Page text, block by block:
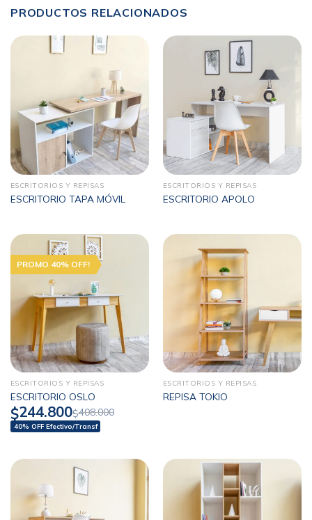
PRODUCTOS RELACIONADOS
ESCRITORIOS Y REPISAS
ESCRITORIO TAPA MÓVIL
ESCRITORIOS Y REPISAS
ESCRITORIO APOLO
PROMO 40% OFF!
ESCRITORIOS Y REPISAS
ESCRITORIO OSLO
$244.800$408.000
40% OFF Efectivo/Transf
ESCRITORIOS Y REPISAS
REPISA TOKIO